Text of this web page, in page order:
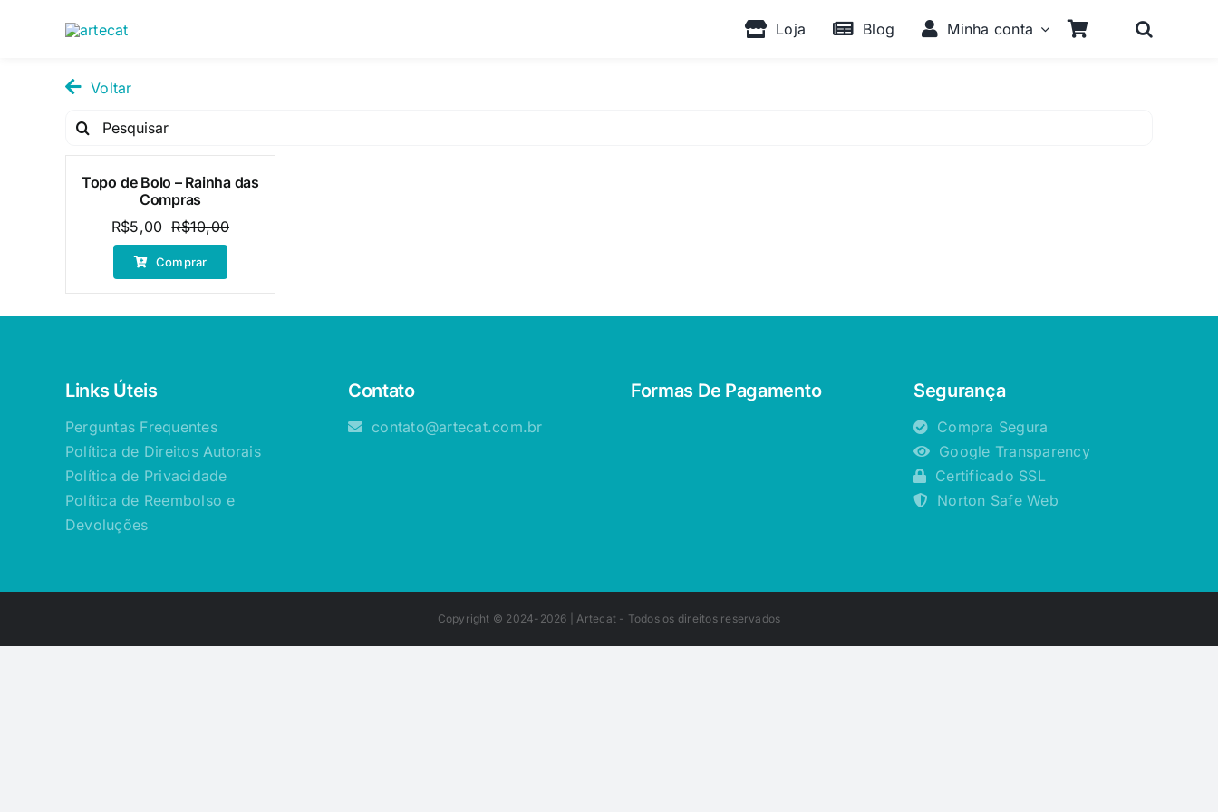
Loja Blog Minha conta
Voltar
Pesquisar
Oferta!
Topo de Bolo – Rainha das
Compras
R$10,00O
R$5,00
O
Comprar
Links Úteis
Perguntas Frequentes
Política de Direitos Autorais
Política de Privacidade
Política de Reembolso e
Devoluções
Contato
contato@artecat.com.br
Formas De Pagamento Segurança
Compra Segura
Google Transparency
Certificado SSL
Norton Safe Web
Copyright © 2024-2026 |Artecat - Todos os direitos reservados